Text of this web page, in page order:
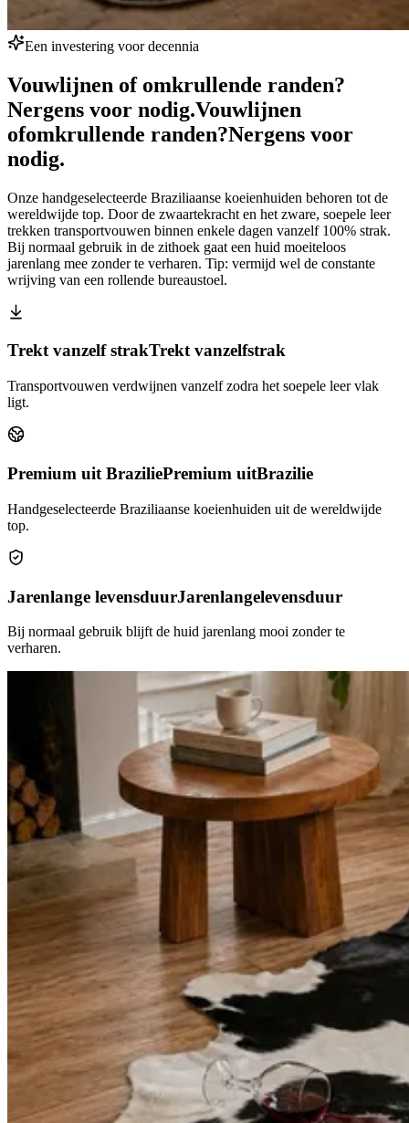
Een investering voor decennia
Vouwlijnen of omkrullende randen?
Nergens voor nodig.Vouwlijnen
ofomkrullende randen?Nergens voor
nodig.
Onze handgeselecteerde Braziliaanse koeienhuiden behoren tot de
wereldwijde top. Door de zwaartekracht en het zware, soepele leer
trekken transportvouwen binnen enkele dagen vanzelf 100% strak.
Bij normaal gebruik in de zithoek gaat een huid moeiteloos
jarenlang mee zonder te verharen. Tip: vermijd wel de constante
wrijving van een rollende bureaustoel.
Trekt vanzelf strakTrekt vanzelfstrak
Transportvouwen verdwijnen vanzelf zodra het soepele leer vlak
ligt.
Premium uit BraziliePremium uitBrazilie
Handgeselecteerde Braziliaanse koeienhuiden uit de wereldwijde
top.
Jarenlange levensduurJarenlangelevensduur
Bij normaal gebruik blijft de huid jarenlang mooi zonder te
verharen.